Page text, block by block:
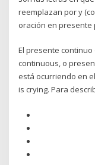
reemplazan por y
oración en presente
El presente
continuous, o
está ocurriendo en
is crying. Para